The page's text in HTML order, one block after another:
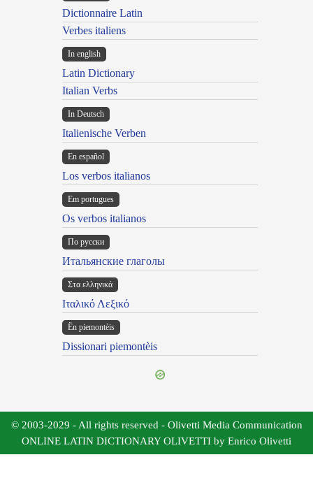
Dictionnaire Latin
Verbes italiens
In english
Latin Dictionary
Italian Verbs
In Deutsch
Italienische Verben
En español
Los verbos italianos
Em portugues
Os verbos italianos
По русски
Итальянские глаголы
Στα ελληνικά
Ιταλικό Λεξικό
Ën piemontèis
Dissionari piemontèis
© 2003-2029 - All rights reserved - Olivetti Media Communication
ONLINE LATIN DICTIONARY OLIVETTI by Enrico Olivetti